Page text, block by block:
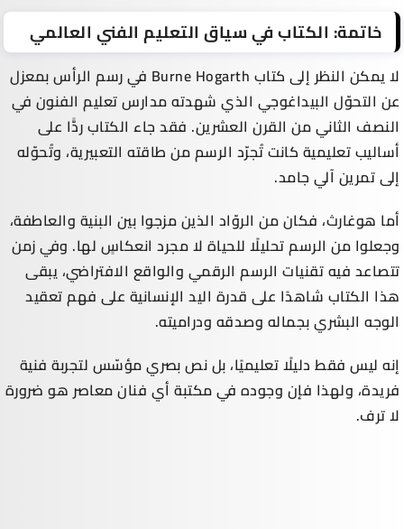
خاتمة: الكتاب في سياق التعليم الفني العالمي
لا يمكن النظر إلى كتاب Burne Hogarth في رسم الرأس بمعزل
عن التحوّل البيداغوجي الذي شهدته مدارس تعليم الفنون في
النصف الثاني من القرن العشرين. فقد جاء الكتاب ردًّا على
أساليب تعليمية كانت تُجرّد الرسم من طاقته التعبيرية، وتُحوّله
إلى تمرين آلي جامد.
أما هوغارث، فكان من الروّاد الذين مزجوا بين البنية والعاطفة،
وجعلوا من الرسم تحليلًا للحياة لا مجرد انعكاسٍ لها. وفي زمن
تتصاعد فيه تقنيات الرسم الرقمي والواقع الافتراضي، يبقى
هذا الكتاب شاهدًا على قدرة اليد الإنسانية على فهم تعقيد
الوجه البشري بجماله وصدقه ودراميته.
إنه ليس فقط دليلًا تعليميًا، بل نص بصري مؤسّس لتجربة فنية
فريدة، ولهذا فإن وجوده في مكتبة أي فنان معاصر هو ضرورة
لا ترف.